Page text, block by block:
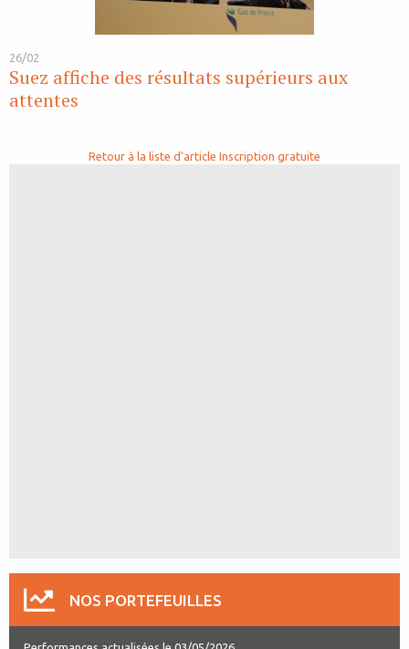
26/02
Suez affiche des résultats supérieurs aux
attentes
Retour à la liste d'article Inscription gratuite
NOS PORTEFEUILLES